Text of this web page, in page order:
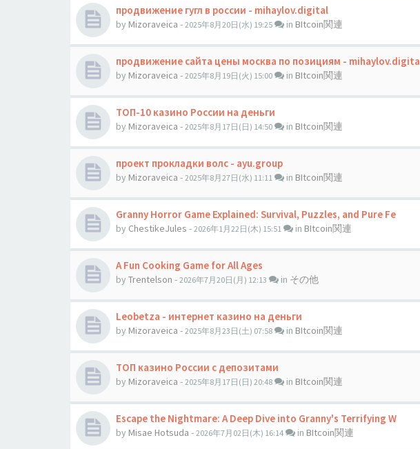
продвижение гугл в россии - mihaylov.digital
by Mizoraveica - 2025年8月20日(水) 19:25 in BItcoin関連
продвижение сайта цены москва по позициям - mihaylov.digita
by Mizoraveica - 2025年8月19日(火) 15:00 in BItcoin関連
ТОП-10 казино России на деньги
by Mizoraveica - 2025年8月17日(日) 14:50 in BItcoin関連
проект прокладки волс - ayu.group
by Mizoraveica - 2025年8月27日(水) 11:11 in BItcoin関連
Granny Horror Game Explained: Survival, Puzzles, and Pure Fe
by ChestikeJules - 2026年1月22日(木) 15:51 in BItcoin関連
A Fun Cooking Game for All Ages
by Trentelson - 2026年7月20日(月) 12:13 in その他
Leobetza - интернет казино на деньги
by Mizoraveica - 2025年8月23日(土) 07:58 in BItcoin関連
ТОП казино России с депозитами
by Mizoraveica - 2025年8月17日(日) 20:48 in BItcoin関連
Escape the Nightmare: A Deep Dive into Granny's Terrifying W
by Misae Hotsuda - 2026年7月02日(木) 16:14 in BItcoin関連